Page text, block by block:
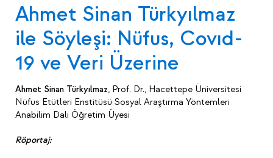
Ahmet Sinan Türkyılmaz
ile Söyleşi: Nüfus, Covıd-
19 ve Veri Üzerine
Ahmet Sinan Türkyılmaz, Prof. Dr., Hacettepe Üniversitesi
Nüfus Etütleri Enstitüsü Sosyal Araştırma Yöntemleri
Anabilim Dalı Öğretim Üyesi
Röportaj: